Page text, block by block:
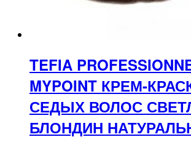
TEFIA
MYPOINT КРЕМ-
СЕДЫХ ВОЛОС
БЛОНДИН